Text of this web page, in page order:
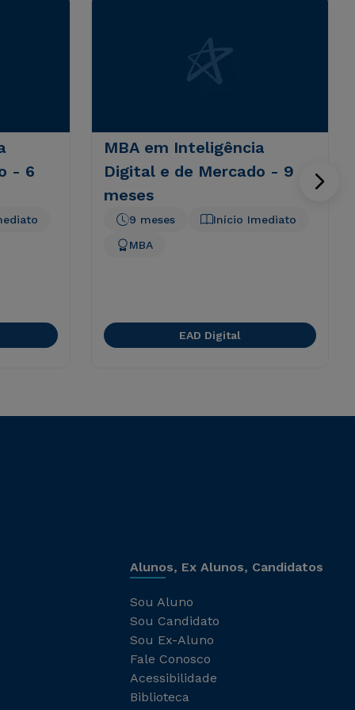
- 6
MBA em Inteligência
Digital e de Mercado - 9
meses
Início Imediato
9 meses
MBA
EAD Digital
Alunos, Ex Alunos, Candidatos
Sou Aluno
Sou Candidato
Sou Ex-Aluno
Fale Conosco
Acessibilidade
Biblioteca